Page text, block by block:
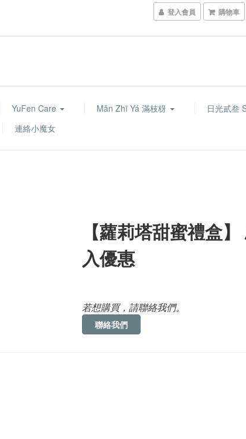
登入會員 購物車
YuFen Care Mǎn Zhī Yá 滿枝枒
日光貳叁
連絡小魔女
【蘿莉塔甜蜜禮盒
入優惠
若想購買，請聯絡我們。
聯絡我們